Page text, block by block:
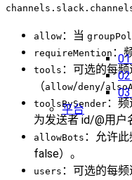
平台
allow ：当
requireMention ：
tools ：可选的每
（allow/deny/
toolsBySender ：
为发送者 id/@用
allowBots ：允许
false）。
users ：可选的每频